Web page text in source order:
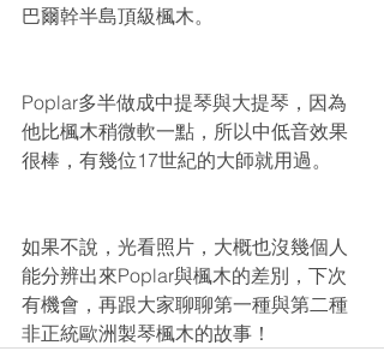
巴爾幹半島頂級楓木。
Poplar多半做成中提琴與大提琴，因為
他比楓木稍微軟一點，所以中低音效果
很棒，有幾位17世紀的大師就用過。
如果不說，光看照片，大概也沒幾個人
能分辨出來Poplar與楓木的差別，下次
有機會，再跟大家聊聊第一種與第二種
非正統歐洲製琴楓木的故事！